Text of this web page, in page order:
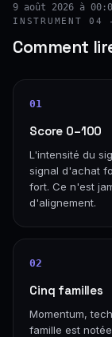
9 août 2026 à
INSTRUMENT 04
Comment
01
Score 0–100
L'intensité du
signal d'achat
fort. Ce n'est
d'alignement.
02
Cinq familles
Momentum,
famille est